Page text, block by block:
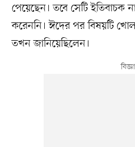
পেয়েছেন। তবে সেটি ইতিবাচক
করেননি। ঈদের পর বিষয়টি
তখন জানিয়েছিলেন।